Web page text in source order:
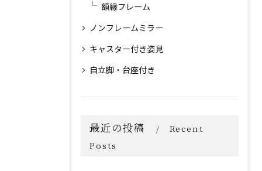
額縁フレーム
ノンフレームミラー
キャスター付き姿見
自立脚・台座付き
最近の投稿
Recent
Posts